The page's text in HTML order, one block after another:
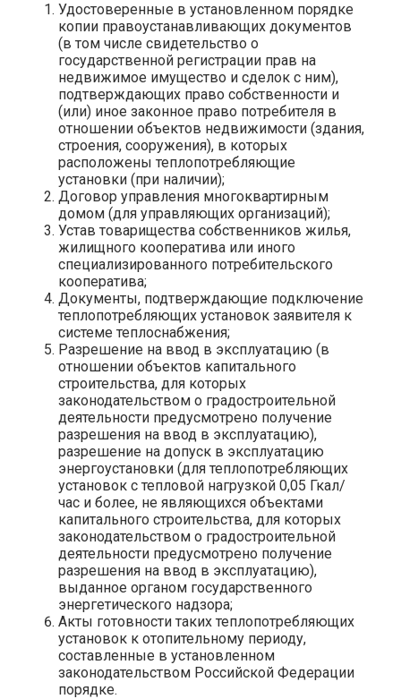
Удостоверенные в установленном порядке
копии правоустанавливающих документов
(в том числе свидетельство о
государственной регистрации прав на
недвижимое имущество и сделок с ним),
подтверждающих право собственности и
(или) иное законное право потребителя в
отношении объектов недвижимости (здания,
строения, сооружения), в которых
расположены теплопотребляющие
установки (при наличии);
Договор управления многоквартирным
домом (для управляющих организаций);
Устав товарищества собственников жилья,
жилищного кооператива или иного
специализированного потребительского
кооператива;
Документы, подтверждающие подключение
теплопотребляющих установок заявителя к
системе теплоснабжения;
Разрешение на ввод в эксплуатацию (в
отношении объектов капитального
строительства, для которых
законодательством о градостроительной
деятельности предусмотрено получение
разрешения на ввод в эксплуатацию),
разрешение на допуск в эксплуатацию
энергоустановки (для теплопотребляющих
установок с тепловой нагрузкой 0,05 Гкал/
час и более, не являющихся объектами
капитального строительства, для которых
законодательством о градостроительной
деятельности предусмотрено получение
разрешения на ввод в эксплуатацию),
выданное органом государственного
энергетического надзора;
Акты готовности таких теплопотребляющих
установок к отопительному периоду,
составленные в установленном
законодательством Российской Федерации
порядке.